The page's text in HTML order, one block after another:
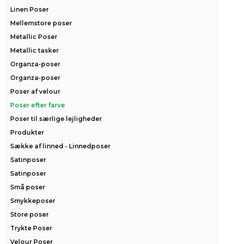
Linen Poser
Mellemstore poser
Metallic Poser
Metallic tasker
Organza-poser
Organza-poser
Poser af velour
Poser efter farve
Poser til særlige lejligheder
Produkter
Sække af linned - Linnedposer
Satinposer
Satinposer
Små poser
Smykkeposer
Store poser
Trykte Poser
Velour Poser